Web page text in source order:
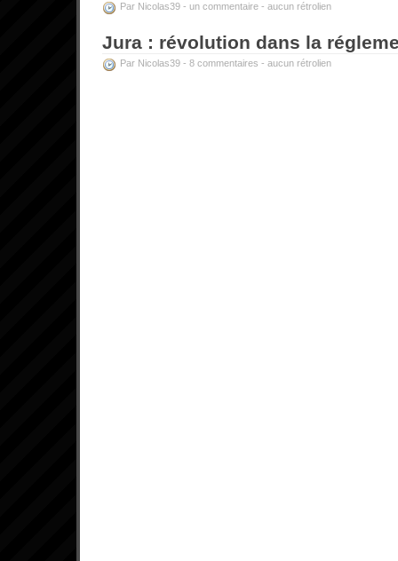
Par Nicolas39 - un commentaire - aucun rétrolien
Jura : révolution dans la
Par Nicolas39 - 8 commentaires - aucun rétrolien